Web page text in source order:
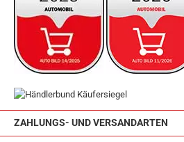
ZAHLUNGS- UND VERSANDARTEN